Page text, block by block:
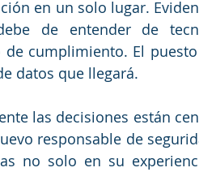
en un solo lugar.
de entender de
cumplimiento. El
datos que llegará.
las decisiones están
responsable de
no solo en su